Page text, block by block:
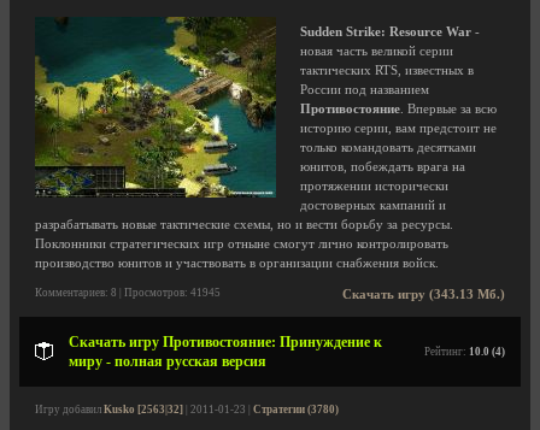
Sudden Strike: Resource War -
новая часть великой серии
тактических RTS, известных в
России под названием
Противостояние . Впервые за всю
историю серии, вам предстоит не
только командовать десятками
юнитов, побеждать врага на
протяжении исторически
достоверных кампаний и
разрабатывать новые тактические схемы, но и вести борьбу за ресурсы.
Поклонники стратегических игр отныне смогут лично контролировать
производство юнитов и участвовать в организации снабжения войск.
Скачать игру (343.13 Мб.)
Комментариев: 8 | Просмотров: 41945
Скачать игру Противостояние: Принуждение к
миру - полная русская версия
Рейтинг: 10.0 (4)
Игру добавил Kusko [2563|32] | 2011-01-23 | Стратегии (3780)